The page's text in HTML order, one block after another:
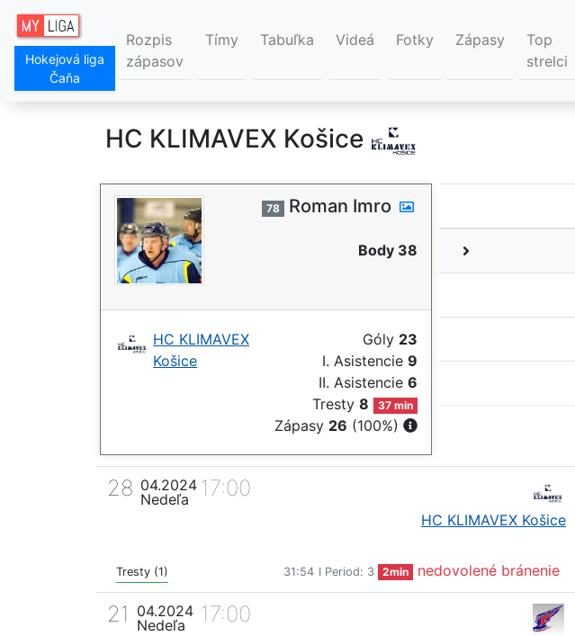
Hokejová liga
Čaňa
Rozpis
zápasov
Tímy Tabuľka Videá Fotky Zápasy
Top
strelci
HC KLIMAVEX Košice
78 Roman Imro
Body 38
HC KLIMAVEX
Košice
Góly 23
I. Asistencie 9
II. Asistencie 6
Tresty8 37 min
Zápasy 26 (100%)
28 04.2024
Nedeľa
17:00
HC KLIMAVEX Košice
Tresty (1) 31:54 I Period: 3 2min nedovolené bránenie
21
04.2024
Nedeľa
17:00